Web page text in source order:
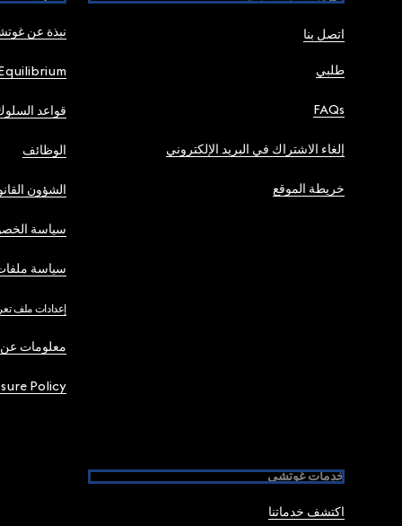
اتصل بنا
طلبي
FAQs
إلغاء الاشتراك في البريد الإلكتروني
خريطة الموقع
نبذة عن
قواعد
الوظائف
الشؤون
سياسة
سياسة
إعدادات ملف
معلومات
Policy
خدمات غوتشي
اكتشف خدماتنا